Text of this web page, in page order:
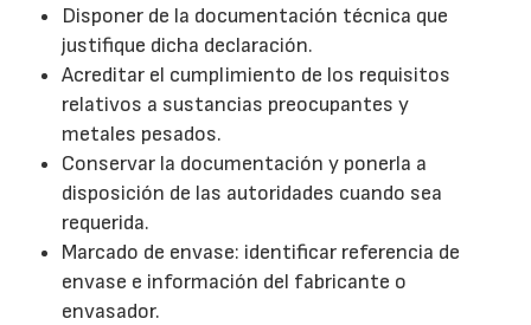
Disponer de la documentación técnica que
justifique dicha declaración.
Acreditar el cumplimiento de los requisitos
relativos a sustancias preocupantes y
metales pesados.
Conservar la documentación y ponerla a
disposición de las autoridades cuando sea
requerida.
Marcado de envase: identificar referencia de
envase e información del fabricante o
envasador.